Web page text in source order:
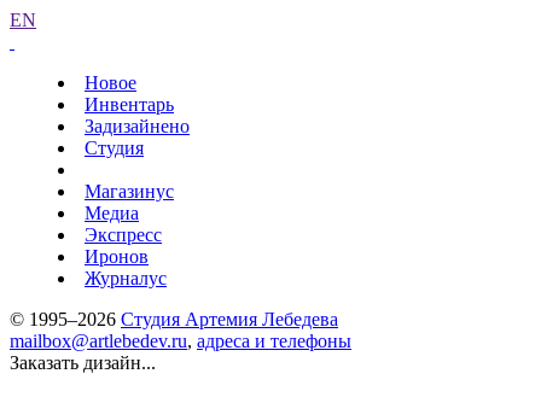
EN
Новое
Инвентарь
Задизайнено
Студия
Магазинус
Медиа
Экспресс
Иронов
Журналус
© 1995–2026 Студия Артемия Лебедева
mailbox@artlebedev.ru, адреса и телефоны
Заказать дизайн...